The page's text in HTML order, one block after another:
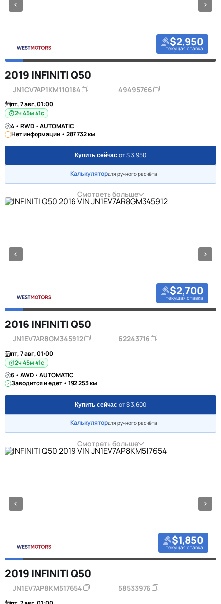
$2,950
текущая ставка
2019 INFINITI Q50
JN1CV7AP1KM110184 49495766
пт, 7 авг, 01:00
2ч 45м 40с
4 • RWD • AUTOMATIC
Нет информации • 287 732 км
Купить сейчас от $ 3,950
Калькулятордля ручного расчёта
Смотреть больше
$2,700
текущая ставка
2016 INFINITI Q50
JN1EV7AR8GM345912 62243716
пт, 7 авг, 01:00
2ч 45м 40с
6 • AWD • AUTOMATIC
Заводится и едет • 192 253 км
Купить сейчас от $ 3,600
Калькулятордля ручного расчёта
Смотреть больше
$1,850
текущая ставка
2019 INFINITI Q50
JN1EV7AP8KM517654 58533976